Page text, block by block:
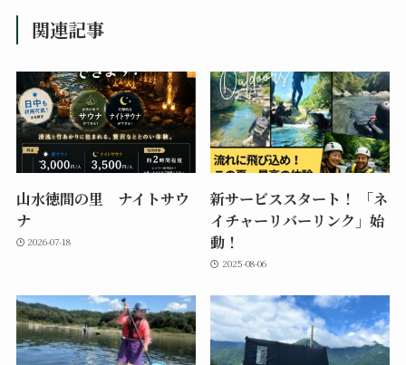
関連記事
山水徳間の里 ナイトサウ
ナ
2026-07-18
新サービススタート！ 「ネ
イチャーリバーリンク」始
動！
2025-08-06